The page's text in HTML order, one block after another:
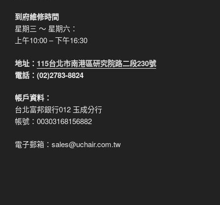
到府維修時間
星期三 ～ 星期六：
上午10:00 – 下午16:30
地址： 115台北市南港區研究院路二段230號
電話：(02)2783-8824
帳戶資料：
台北富邦銀行012 玉成分行
帳號：00303168156882
電子郵箱：sales@uchair.com.tw